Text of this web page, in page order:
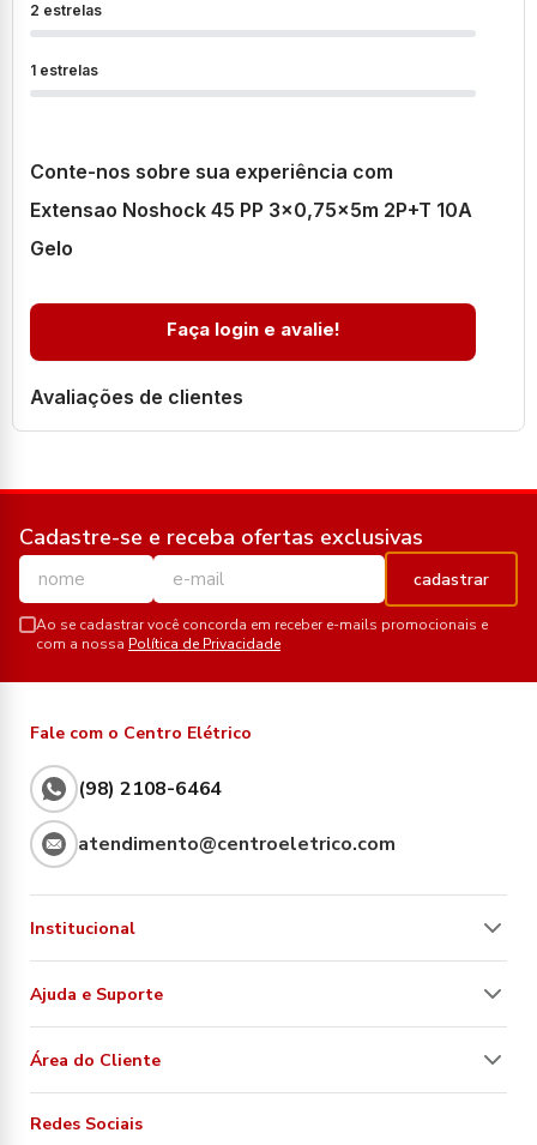
2 estrelas
1 estrelas
Conte-nos sobre sua experiência com
Extensao Noshock 45 PP 3x0,75x5m 2P+T 10A
Gelo
Faça login e avalie!
Avaliações de clientes
Cadastre-se e receba ofertas exclusivas
cadastrar
Ao se cadastrar você concorda em receber e-mails promocionais e
com a nossa Política de Privacidade
Fale com o Centro Elétrico
(98) 2108-6464
atendimento@centroeletrico.com
Institucional
Ajuda e Suporte
Área do Cliente
Redes Sociais